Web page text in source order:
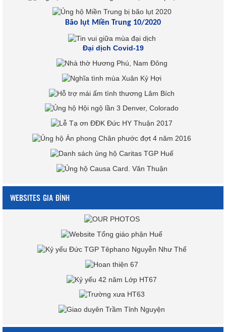
Bão lụt Miền Trung 10/2020
Đại dịch Covid-19
WEBSITES GIA ĐÌNH